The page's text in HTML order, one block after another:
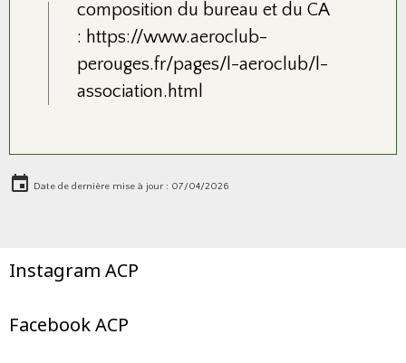
composition du bureau et du CA
: https://www.aeroclub-
perouges.fr/pages/l-aeroclub/l-
association.html
Date de dernière mise à jour : 07/04/2026
Instagram ACP
Facebook ACP